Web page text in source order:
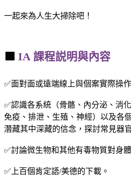
一起來為人生大掃除吧！
IA 課程説明與內容
✅面對面或遠端線上與個案實際操
✅認識各系統（骨骼、內分泌、消
免疫、排泄、生殖、神經）以及各
潛藏其中深藏的信念，探討常見器
✅討論微生物和其他有毒物質對身
✅上百個肯定語/美德的下載。